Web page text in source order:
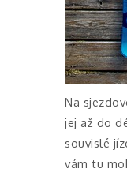
Na
jej až do
souvislé
vám tu